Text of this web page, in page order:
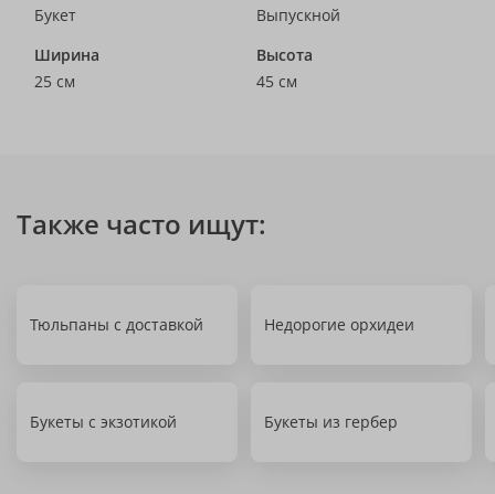
Букет
Выпускной
Ширина
25 см
Высота
45 см
Также часто ищут:
Тюльпаны с доставкой Недорогие орхидеи
Букеты с экзотикой Букеты из гербер